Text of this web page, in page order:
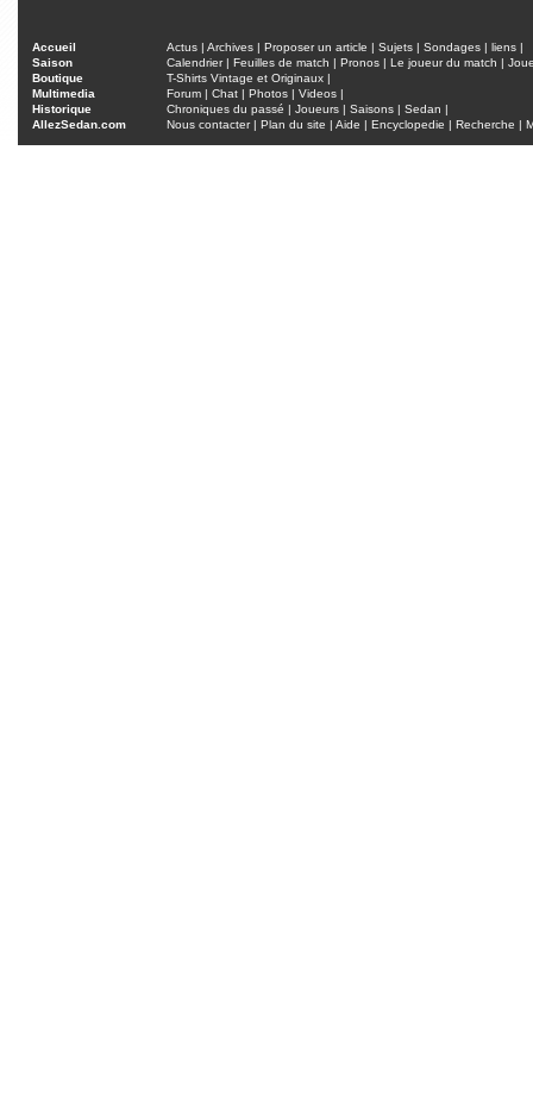
Accueil Actus | Archives | Proposer un article | Sujets | Sondages | liens |
Saison
Calendrier| Feuilles de match | Pronos | Le joueur du match |
Boutique
T-Shirts Vintage et Originaux |
Multimedia
Forum | Chat | Photos | Videos |
Historique
Chroniques du passé | Joueurs | Saisons | Sedan |
AllezSedan.com
Nous contacter| Plan du site | Aide | Encyclopedie | Recherche |